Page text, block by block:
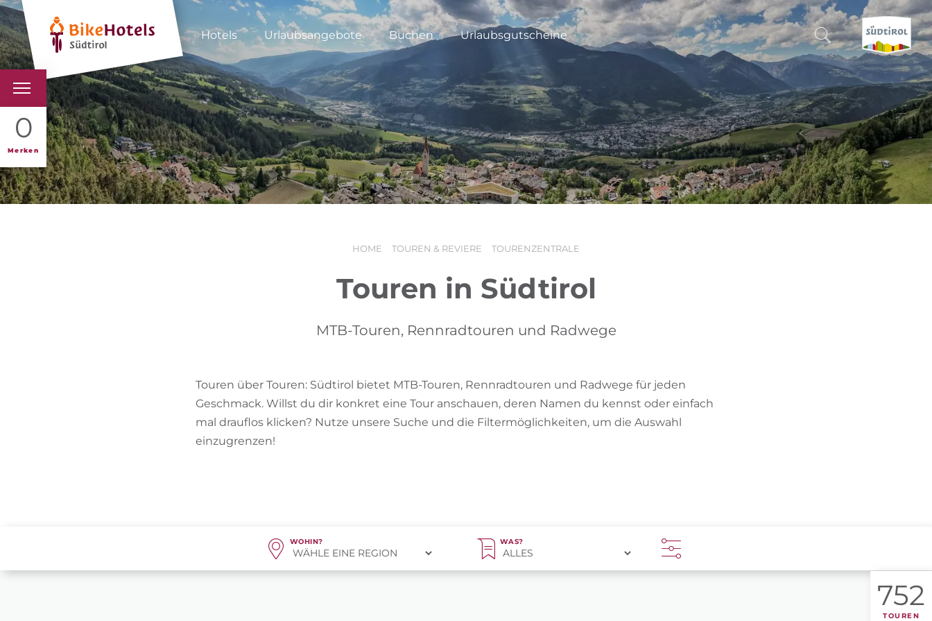
Hotels Urlaubsangebote Buchen Urlaubsgutscheine
0
Merken
BIKEHOTELS
HOTELS & PAKETE
TOUREN & REVIERE
SUCHEN & BUCHEN
ENTDECKE SÜDTIROL
WANN?
-
HOME TOUREN & REVIERE TOURENZENTRALE
Touren in Südtirol
MTB-Touren, Rennradtouren und Radwege
Touren über Touren: Südtirol bietet MTB-Touren, Rennradtouren und Radwege für jeden
Geschmack. Willst du dir konkret eine Tour anschauen, deren Namen du kennst oder einfach
mal drauflos klicken? Nutze unsere Suche und die Filtermöglichkeiten, um die Auswahl
einzugrenzen!
WOHIN? WAS?
752
TOUREN